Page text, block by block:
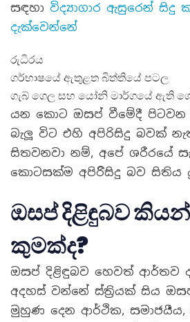
සඳහා විද්‍යාගාර ඇසුරෙන් සිදු
දැක්වෙන්නේ
රුධිරය
ගර්භාෂයේ ඇතුළත බිත්තියේ පටල
ගැබ් ගෙල සහ යෝනි මාර්ගයේ ඇති
යන කොට ඔසප් වීමේදී පිටවන
බැලූ විට එහි අපිරිසිදු බවක්
සිතවනවා නම්, අපේ ශරීරයේ
කොටසක්ම අපිරිිසිදු බව සිතිය
ඔසප් දිළිඳුබව
කුමක්ද?
ඔසප් දිළිඳුබව හෙවත් ආර්තව
අදහස් වන්නේ ස්ත්‍රියක් සිය
මුහුණ දෙන ආර්ථික, සමාජයීය,